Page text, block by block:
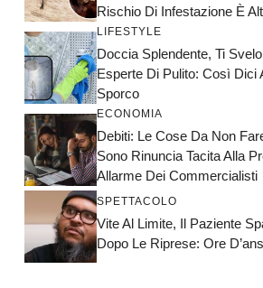
Rischio Di Infestazione È
LIFESTYLE
Doccia Splendente, Ti
Esperte Di Pulito: Così Dici
Sporco
ECONOMIA
Debiti: Le Cose Da Non
Sono Rinuncia Tacita Alla
Allarme Dei Commercialisti
SPETTACOLO
Vite Al Limite, Il Paziente
Dopo Le Riprese: Ore